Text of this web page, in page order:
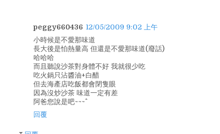
peggy660436 12/05/2009 9:02 上午
小時候是不愛那味道
長大後是怕熱量高 但還是不愛那味道(廢話)
哈哈哈
而且聽說沙茶對身體不好 我就很少吃
吃火鍋只沾醬油+白醋
但去海產店吃飯都會閉隻眼
因為沒炒沙茶 味道一定有差
阿爸您說是吧~~~^^
回覆